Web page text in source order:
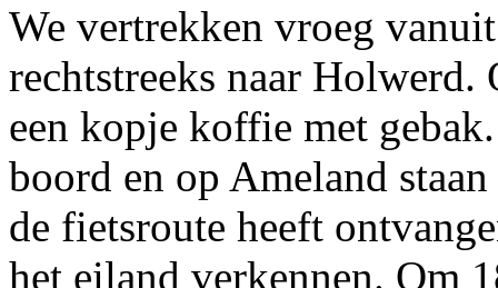
We vertrekken vroeg
rechtstreeks naar Holwerd.
een kopje koffie met
boord en op Ameland
de fietsroute heeft
het eiland verkennen. Om